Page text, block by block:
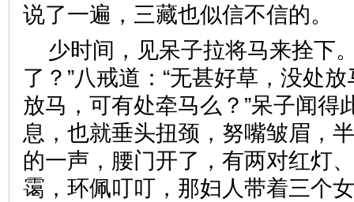
说了一遍，三藏也似信不信
少时间，见呆子拉将马来拴下
了？”八戒道：“无甚好草，没处放
放马，可有处牵马么？”呆子闻得
息，也就垂头扭颈，努嘴皱眉，
的一声，腰门开了，有两对红灯
霭，环佩叮叮，那妇人带着三个